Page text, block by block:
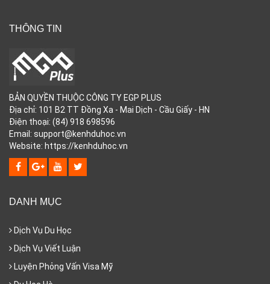
THÔNG TIN
BẢN QUYỀN THUỘC CÔNG TY EGP PLUS
Địa chỉ: 101 B2 TT Đồng Xa - Mai Dịch - Cầu Giấy - HN
Điện thoại: (84) 918 698596
Email: support@kenhduhoc.vn
Website: https://kenhduhoc.vn
DANH MỤC
Dịch Vụ Du Học
Dịch Vụ Viết Luận
Luyện Phỏng Vấn Visa Mỹ